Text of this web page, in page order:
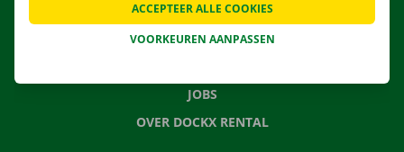
VEELGESTELDE VRAGEN
NIEUWS
JOBS
OVER DOCKX RENTAL
VOORKEUREN AANPASSEN
ACCEPTEER ALLE COOKIES